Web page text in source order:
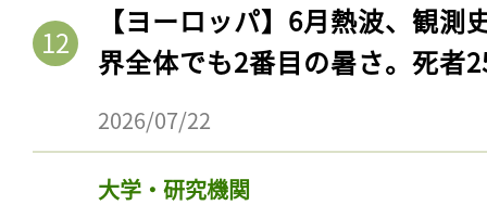
【ヨーロッパ】6月熱波、観
界全体でも2番目の暑さ。死者
2026/07/22
大学・研究機関
ログイン